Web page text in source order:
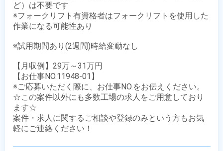
ど）は不要です
※フォークリフト有資格者はフォークリフトを使用した
作業になる可能性あり
※試用期間あり(2週間)時給変動なし
【月収例】29万～31万円
【お仕事NO.11948-01】
※ご応募いただく際に、お仕事NO.をお伝えください。
☆この案件以外にも多数工場の求人をご用意しており
ます☆
案件・求人に関するご相談や登録のみという方もお気
軽にご連絡ください！